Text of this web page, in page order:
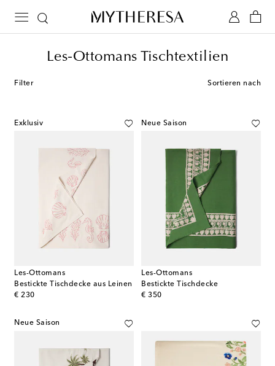
Les-Ottomans Tischtextilien
Filter Sortieren nach
Exklusiv
Les-Ottomans
Bestickte Tischdecke aus Leinen
€ 230
original price
Neue Saison
Les-Ottomans
Bestickte Tischdecke
€ 350
original price
Neue Saison